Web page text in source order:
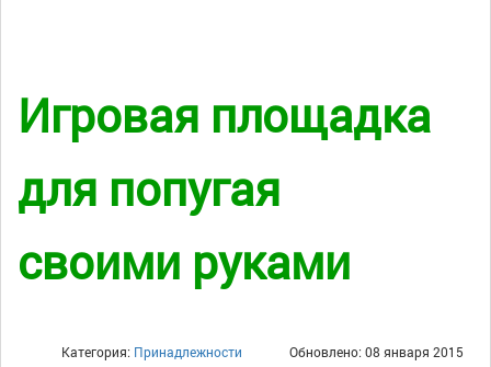
Игровая площадка
для попугая
своими руками
Категория: Принадлежности
Обновлено: 08 января 2015